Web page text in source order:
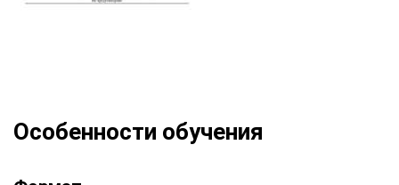
Особенности обучения